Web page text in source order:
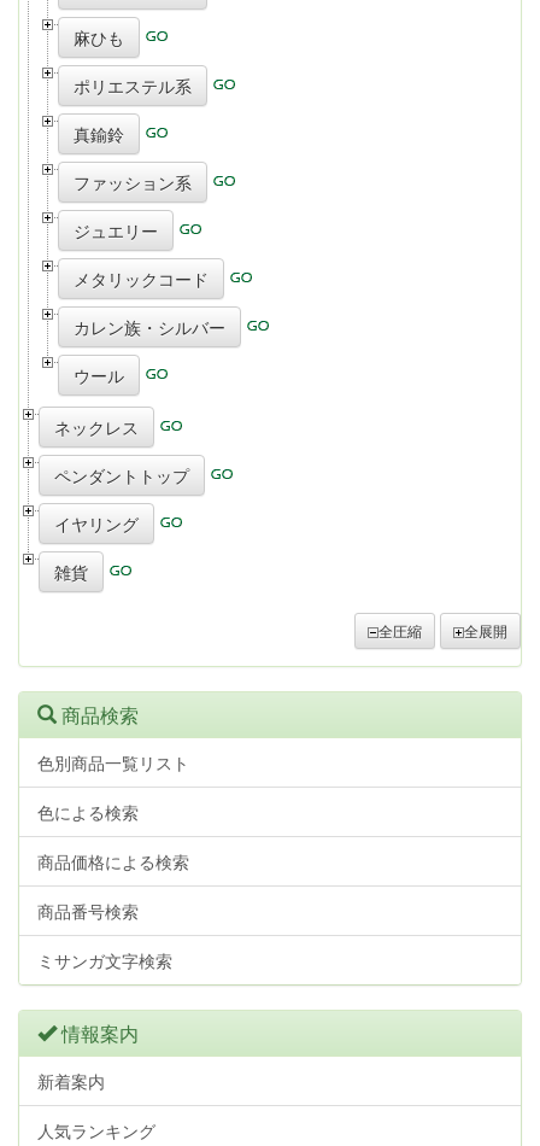
麻ひも
ポリエステル系
真鍮鈴
ファッション系
ジュエリー
メタリックコード
カレン族・シルバー
ウール
ネックレス
ペンダントトップ
イヤリング
雑貨
全圧縮 全展開
商品検索
色別商品一覧リスト
色による検索
商品価格による検索
商品番号検索
ミサンガ文字検索
情報案内
新着案内
人気ランキング